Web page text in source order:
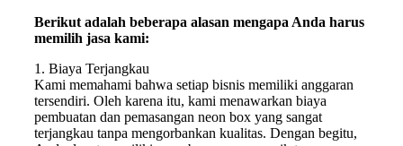
Berikut adalah beberapa alasan mengapa Anda harus
memilih jasa kami:
1. Biaya Terjangkau
Kami memahami bahwa setiap bisnis memiliki anggaran
tersendiri. Oleh karena itu, kami menawarkan biaya
pembuatan dan pemasangan neon box yang sangat
terjangkau tanpa mengorbankan kualitas. Dengan begitu,